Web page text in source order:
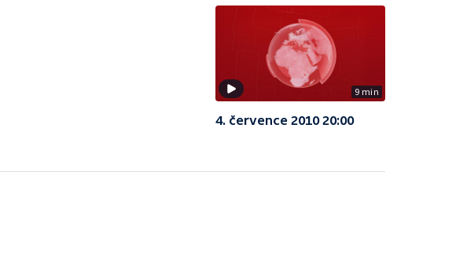
9 min
4. července 2010 20:00